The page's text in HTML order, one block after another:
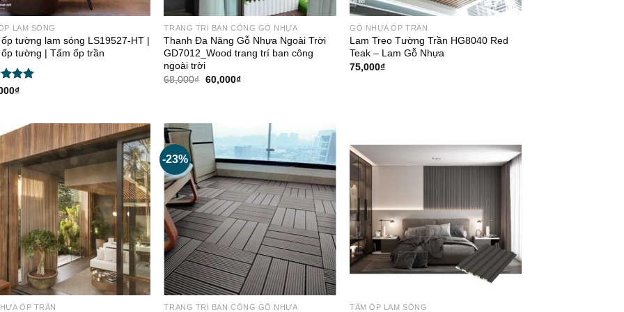
LAM SÓNG
tường lam sóng LS19527-HT |
tường | Tấm ốp trần
xếp
₫
TRANG TRÍ BAN CÔNG GỖ NHỰA
Thanh Đa Năng Gỗ Nhựa Ngoài Trời
GD7012_Wood trang trí ban công
ngoài trời
68,000₫ Giá
60,000₫Giá
GỖ NHỰA ỐP TRẦN
Lam Treo Tường Trần HG8040 Red
Teak – Lam Gỗ Nhựa
75,000₫
ỐP TRẦN
-23%
TRANG TRÍ BAN CÔNG GỖ NHỰA TẤM ỐP LAM SÓNG